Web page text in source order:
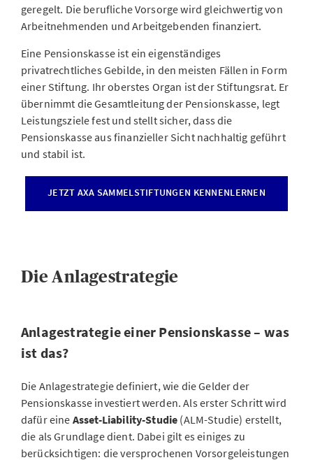
geregelt. Die berufliche Vorsorge wird gleichwertig von
Arbeitnehmenden und Arbeitgebenden finanziert.
Eine Pensionskasse ist ein eigenständiges
privatrechtliches Gebilde, in den meisten Fällen in Form
einer Stiftung. Ihr oberstes Organ ist der Stiftungsrat. Er
übernimmt die Gesamtleitung der Pensionskasse, legt
Leistungsziele fest und stellt sicher, dass die
Pensionskasse aus finanzieller Sicht nachhaltig geführt
und stabil ist.
JETZT AXA SAMMELSTIFTUNGEN KENNENLERNEN
Die Anlagestrategie
Anlagestrategie einer Pensionskasse – was
ist das?
Die Anlagestrategie definiert, wie die Gelder der
Pensionskasse investiert werden. Als erster Schritt wird
dafür eine Asset-Liability-Studie (ALM-Studie) erstellt,
die als Grundlage dient. Dabei gilt es einiges zu
berücksichtigen: die versprochenen Vorsorgeleistungen